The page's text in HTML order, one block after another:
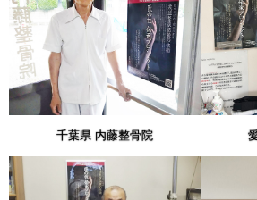
千葉県 内藤整骨院